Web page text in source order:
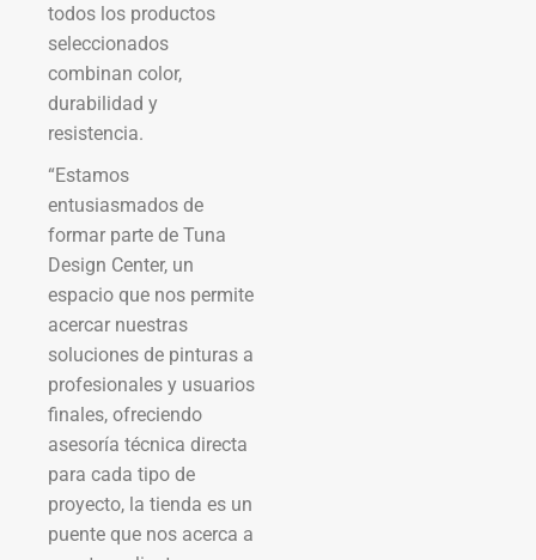
todos los productos
seleccionados
combinan color,
durabilidad y
resistencia.
“Estamos
entusiasmados de
formar parte de Tuna
Design Center, un
espacio que nos permite
acercar nuestras
soluciones de pinturas a
profesionales y usuarios
finales, ofreciendo
asesoría técnica directa
para cada tipo de
proyecto, la tienda es un
puente que nos acerca a